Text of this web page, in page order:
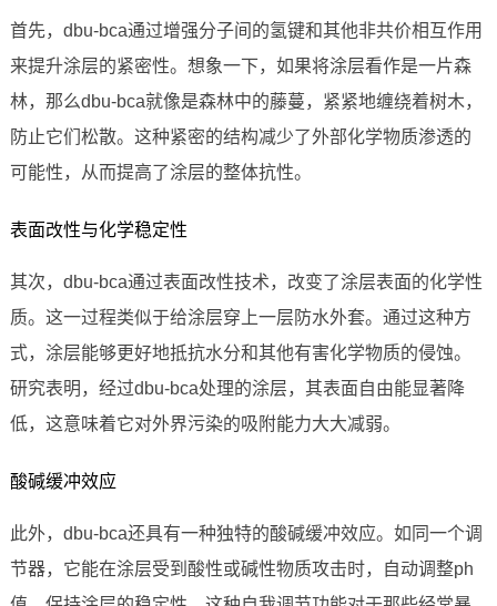
首先，dbu-bca通过增强分子间的氢键和其他非共价相互作用
来提升涂层的紧密性。想象一下，如果将涂层看作是一片森
林，那么dbu-bca就像是森林中的藤蔓，紧紧地缠绕着树木，
防止它们松散。这种紧密的结构减少了外部化学物质渗透的
可能性，从而提高了涂层的整体抗性。
表面改性与化学稳定性
其次，dbu-bca通过表面改性技术，改变了涂层表面的化学性
质。这一过程类似于给涂层穿上一层防水外套。通过这种方
式，涂层能够更好地抵抗水分和其他有害化学物质的侵蚀。
研究表明，经过dbu-bca处理的涂层，其表面自由能显著降
低，这意味着它对外界污染的吸附能力大大减弱。
酸碱缓冲效应
此外，dbu-bca还具有一种独特的酸碱缓冲效应。如同一个调
节器，它能在涂层受到酸性或碱性物质攻击时，自动调整ph